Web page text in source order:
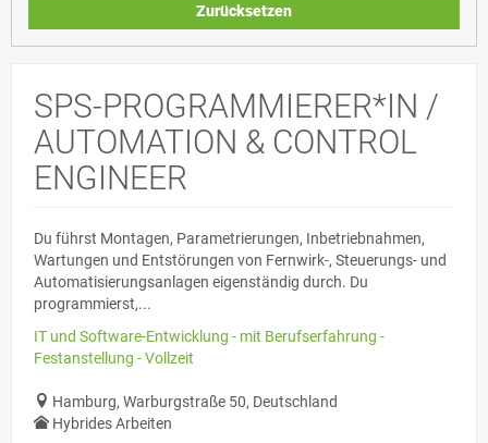
Zurücksetzen
SPS-PROGRAMMIERER*IN /
AUTOMATION & CONTROL
ENGINEER
Du führst Montagen, Parametrierungen, Inbetriebnahmen,
Wartungen und Entstörungen von Fernwirk-, Steuerungs- und
Automatisierungsanlagen eigenständig durch. Du
programmierst,...
IT und Software-Entwicklung - mit Berufserfahrung -
Festanstellung - Vollzeit
Hamburg, Warburgstraße 50, Deutschland
Hybrides Arbeiten